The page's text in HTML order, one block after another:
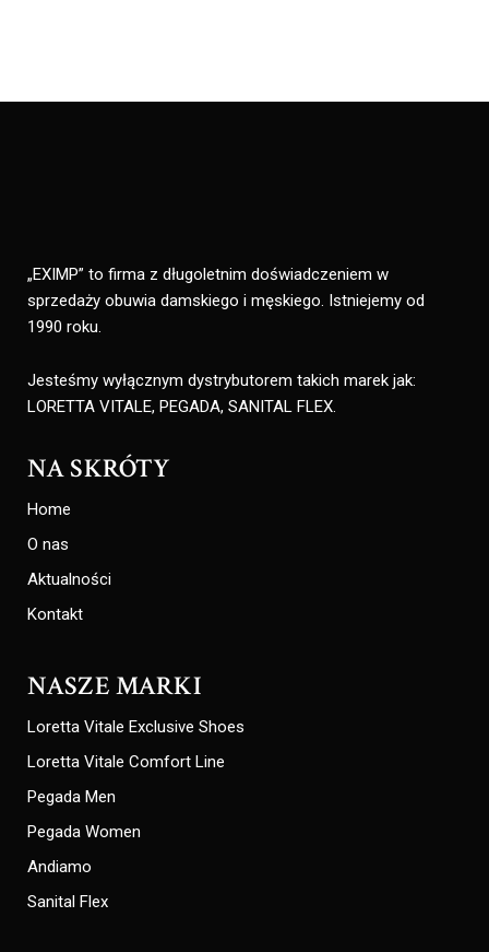
„EXIMP” to firma z długoletnim doświadczeniem w
sprzedaży obuwia damskiego i męskiego. Istniejemy od
1990 roku.
Jesteśmy wyłącznym dystrybutorem takich marek jak:
LORETTA VITALE, PEGADA, SANITAL FLEX.
NA SKRÓTY
Home
O nas
Aktualności
Kontakt
NASZE MARKI
Loretta Vitale Exclusive Shoes
Loretta Vitale Comfort Line
Pegada Men
Pegada Women
Andiamo
Sanital Flex